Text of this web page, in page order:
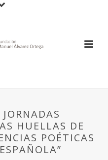
HUELLAS DE
POÉTICAS